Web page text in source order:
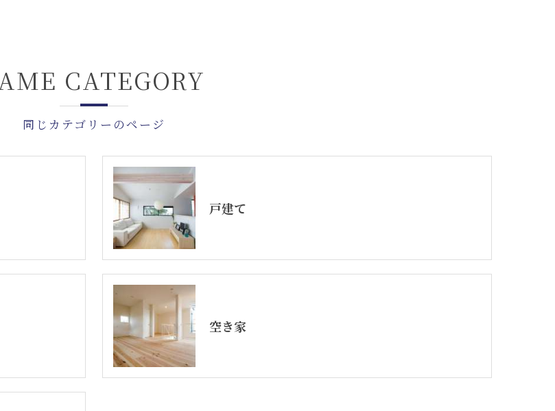
同じカテゴリーのページ
CATEGORY
戸建て
空き家